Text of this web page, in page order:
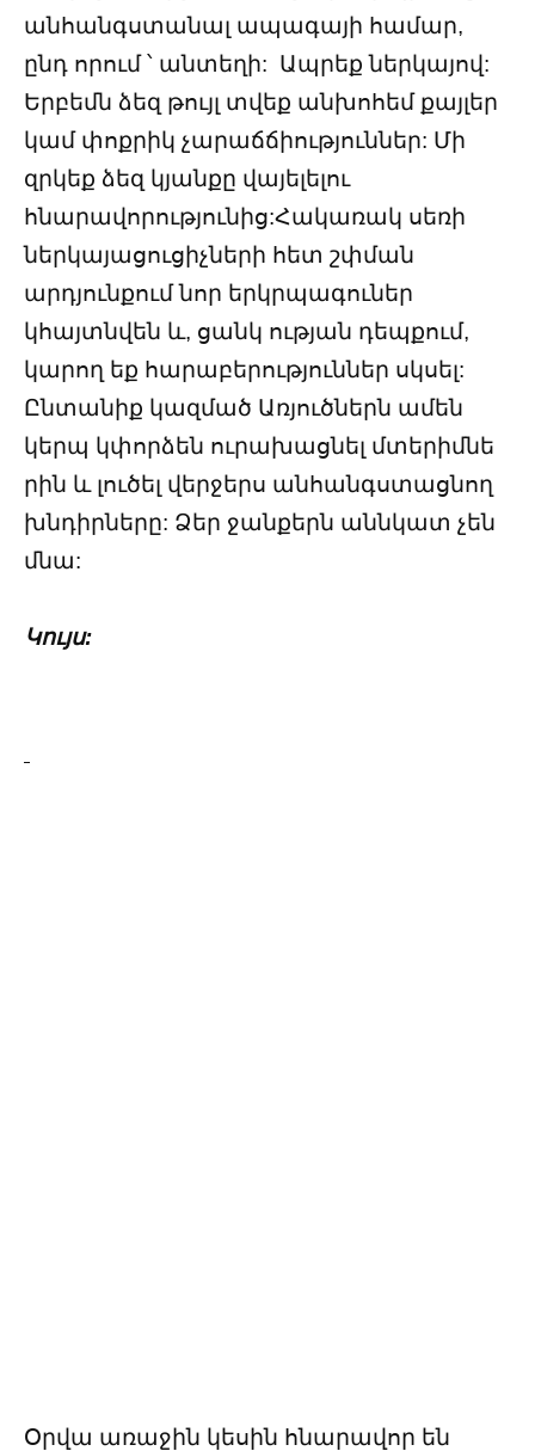
անհանգստանալ ապագայի համար,
ընդ որում ՝ անտեղի: Ապրեք ներկայով:
Երբեմն ձեզ թույլ տվեք անխոհեմ քայլեր
կամ փոքրիկ չարաճճիություններ: Մի
զրկեք ձեզ կյանքը վայելելու
հնարավորությունից:Հակառակ սեռի
ներկայացուցիչների հետ շփման
արդյունքում նոր երկրպագուներ
կհայտնվեն և, ցանկ ության դեպքում,
կարող եք հարաբերություններ սկսել:
Ընտանիք կազմած Առյուծներն ամեն
կերպ կփորձեն ուրախացնել մտերիմնե
րին և լուծել վերջերս անհանգստացնող
խնդիրները: Ձեր ջանքերն աննկատ չեն
մնա:
Կույս:
Օրվա առաջին կեսին հնարավոր են